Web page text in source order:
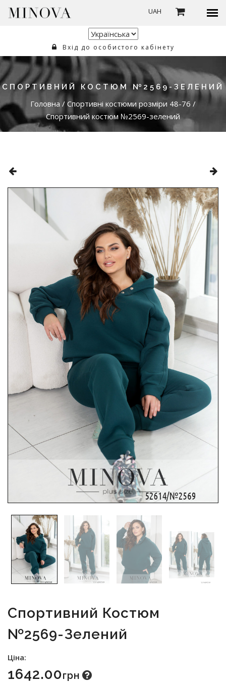
UAH
Вхід до особистого кабінету
СПОРТИВНИЙ КОСТЮМ №2569-ЗЕЛЕНИЙ
Головна / Спортивні костюми розміри 48-76 /
Спортивний костюм №2569-зелений
Спортивний Костюм
№2569-Зелений
Ціна:
1642.00Грн